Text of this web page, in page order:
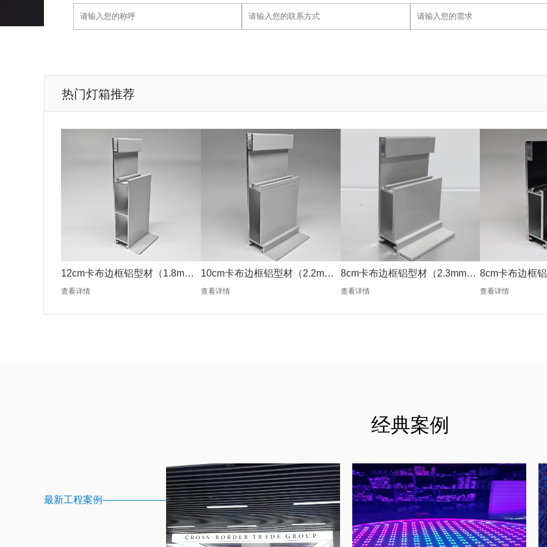
热门灯箱推荐
12cm卡布边框铝型材（1.8mm
银色）
查看详情
10cm卡布边框铝型材（2.2mm
银色）
查看详情
8cm卡布边框铝型材（2.3mm银
色）
查看详情
8cm卡布边框
色）
查看详情
经典案例
最新工程案例